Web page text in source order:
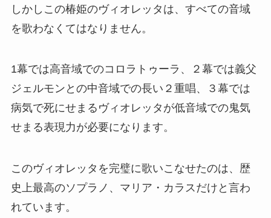
しかしこの椿姫のヴィオレッタは、すべての音域
を歌わなくてはなりません。
1幕では高音域でのコロラトゥーラ、２幕では義父
ジェルモンとの中音域での長い２重唱、３幕では
病気で死にせまるヴィオレッタが低音域での鬼気
せまる表現力が必要になります。
このヴィオレッタを完璧に歌いこなせたのは、歴
史上最高のソプラノ、マリア・カラスだけと言わ
れています。